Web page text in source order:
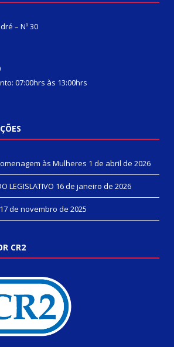
– Nº 30
07:00hrs às 13:00hrs
às Mulheres 1 de abril de 2026
LEGISLATIVO 16 de janeiro de 2026
17 de novembro de 2025
CR2